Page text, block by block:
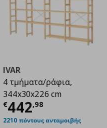
€ 420,98
IVAR
4 τμήματα/ράφια,
344x30x226 cm
€442,98
Τρέχουσα
2210 πόντους ανταμοιβής